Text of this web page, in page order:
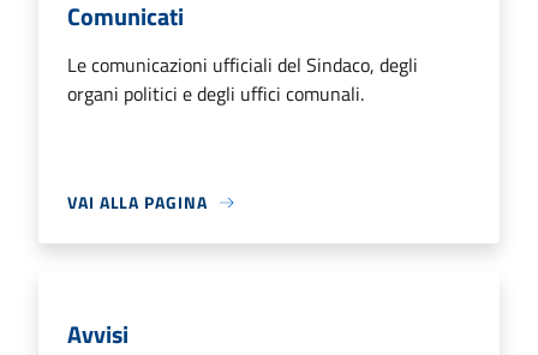
Comunicati
Le comunicazioni ufficiali del Sindaco, degli
organi politici e degli uffici comunali.
VAI ALLA PAGINA
Avvisi